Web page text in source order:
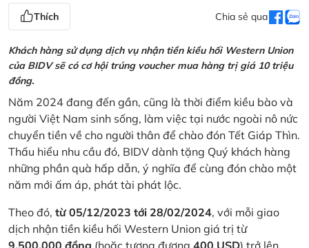
Thích Chia sẻ qua
Khách hàng sử dụng dịch vụ nhận tiền kiều hối Western Union
của BIDV sẽ có cơ hội trúng voucher mua hàng trị giá 10 triệu
đồng.
Năm 2024 đang đến gần, cũng là thời điểm kiều bào và
người Việt Nam sinh sống, làm việc tại nước ngoài nô nức
chuyển tiền về cho người thân để chào đón Tết Giáp Thìn.
Thấu hiểu nhu cầu đó, BIDV dành tặng Quý khách hàng
những phần quà hấp dẫn, ý nghĩa để cùng đón chào một
năm mới ấm áp, phát tài phát lộc.
Theo đó, từ 05/12/2023 tới 28/02/2024, với mỗi giao
dịch nhận tiền kiều hối Western Union giá trị từ
9.500.000 đồng (hoặc tương đương 400 USD) trở lên,